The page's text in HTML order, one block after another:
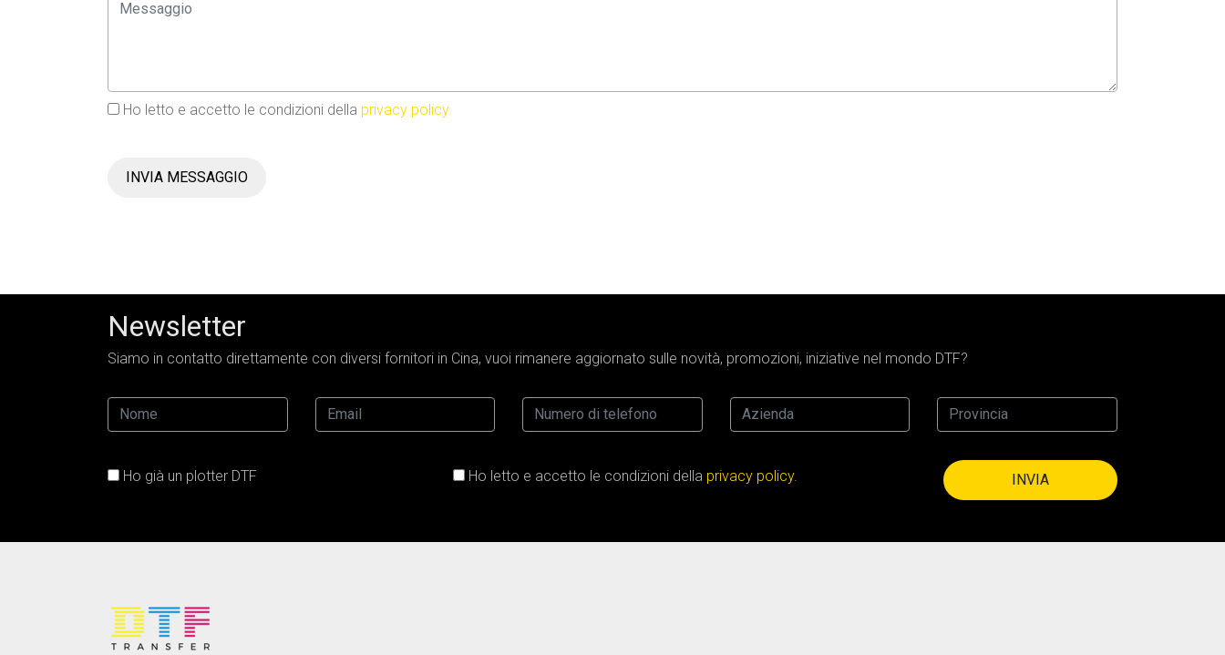
Ho letto e accetto le condizioni della privacy policy.
INVIA MESSAGGIO
Newsletter
Siamo in contatto direttamente con diversi fornitori in Cina, vuoi rimanere aggiornato sulle novità, promozioni, iniziative nel mondo DTF?
Ho già un plotter DTF Ho letto e accetto le condizioni della privacy policy. INVIA